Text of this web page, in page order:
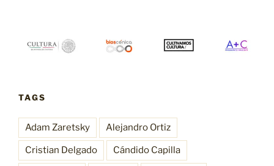
TAGS
Adam Zaretsky Alejandro Ortiz
Cristian Delgado Cándido Capilla